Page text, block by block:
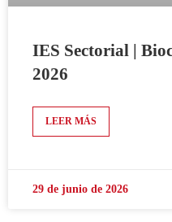
IES Sectorial |
2026
LEER MÁS
29 de junio de 2026